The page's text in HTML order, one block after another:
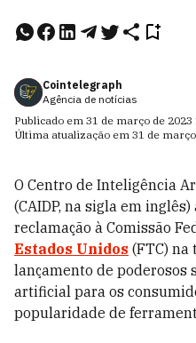
Cointelegraph
Agência de notícias
Publicado em 31 de março de 2023
Última atualização em 31 de
O Centro de Inteligência
(CAIDP, na sigla em
reclamação à Comissão
Estados Unidos (FTC)
lançamento de poderosos
artificial para os
popularidade de